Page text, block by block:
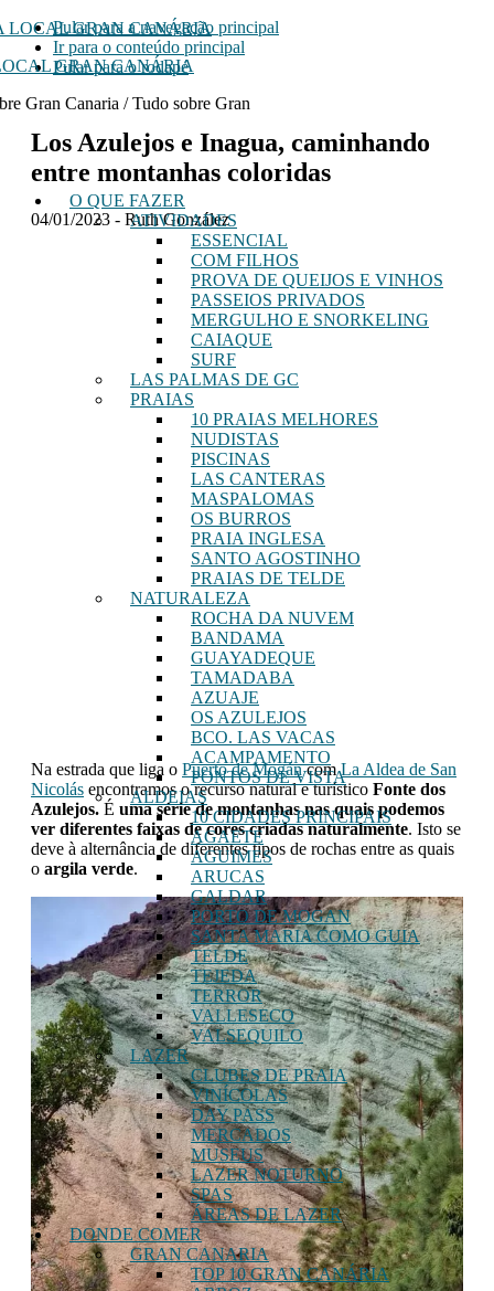
Pular para a navegação principal
Ir para o conteúdo principal
Pular para o rodapé
GRAN CANÁRIA
Gran Canaria / Tudo sobre Gran
O QUE FAZER
ATIVIDADES
ESSENCIAL
COM FILHOS
PROVA DE QUEIJOS E VINHOS
PASSEIOS PRIVADOS
MERGULHO E SNORKELING
CAIAQUE
SURF
LAS PALMAS DE GC
PRAIAS
10 PRAIAS MELHORES
NUDISTAS
PISCINAS
LAS CANTERAS
MASPALOMAS
OS BURROS
PRAIA INGLESA
SANTO AGOSTINHO
PRAIAS DE TELDE
NATURALEZA
ROCHA DA NUVEM
BANDAMA
GUAYADEQUE
TAMADABA
AZUAJE
OS AZULEJOS
BCO. LAS VACAS
ACAMPAMENTO
PONTOS DE VISTA
ALDEIAS
10 CIDADES PRINCIPAIS
AGAETE
AGUIMES
ARUCAS
GALDAR
PORTO DE MOGAN
SANTA MARIA COMO GUIA
TELDE
TEJEDA
TERROR
VALLESECO
VALSEQUILO
LAZER
CLUBES DE PRAIA
VINÍCOLAS
DAY PASS
MERCADOS
MUSEUS
LAZER NOTURNO
SPAS
ÁREAS DE LAZER
DONDE COMER
GRAN CANARIA
TOP 10 GRAN CANÁRIA
Los Azulejos e Inagua, caminhando
entre montanhas coloridas
04/01/2023 - Ruth González
Na estrada que liga o Puerto de MogáncomLa Aldea de San
Nicolás encontramos o recurso natural e turístico Fonte dos
Azulejos. É uma série de montanhas nas quais podemos
ver diferentes faixas de cores criadas naturalmente. Isto se
deve à alternância de diferentes tipos de rochas entre as quais
o argila verde.